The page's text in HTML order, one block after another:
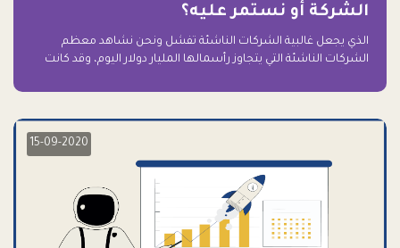
الشركة أو نستمر عليه؟
الذي يجعل غالبية الشركات الناشئة تفشل ونحن نشاهد معظم
الشركات الناشئة التي يتجاوز رأسمالها المليار دولار اليوم، وقد كانت
15-09-2020